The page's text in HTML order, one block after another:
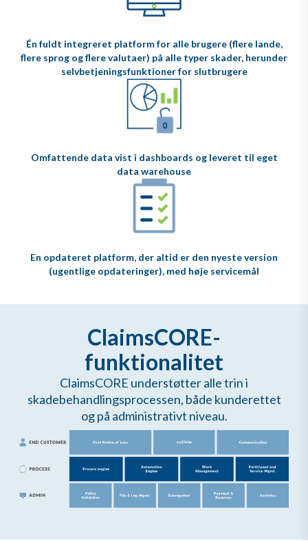
Én fuldt integreret platform for alle brugere (flere lande,
flere sprog og flere valutaer) på alle typer skader, herunder
selvbetjeningsfunktioner for slutbrugere
Omfattende data vist i dashboards og leveret til eget
data warehouse
En opdateret platform, der altid er den nyeste version
(ugentlige opdateringer), med høje servicemål
ClaimsCORE-
funktionalitet
ClaimsCORE understøtter alle trin i
skadebehandlingsprocessen, både kunderettet
og på administrativt niveau.